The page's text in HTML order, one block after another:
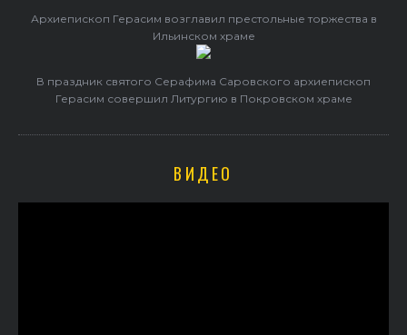
Архиепископ Герасим возглавил престольные торжества в
Ильинском храме
В праздник святого Серафима Саровского архиепископ
Герасим совершил Литургию в Покровском храме
ВИДЕО